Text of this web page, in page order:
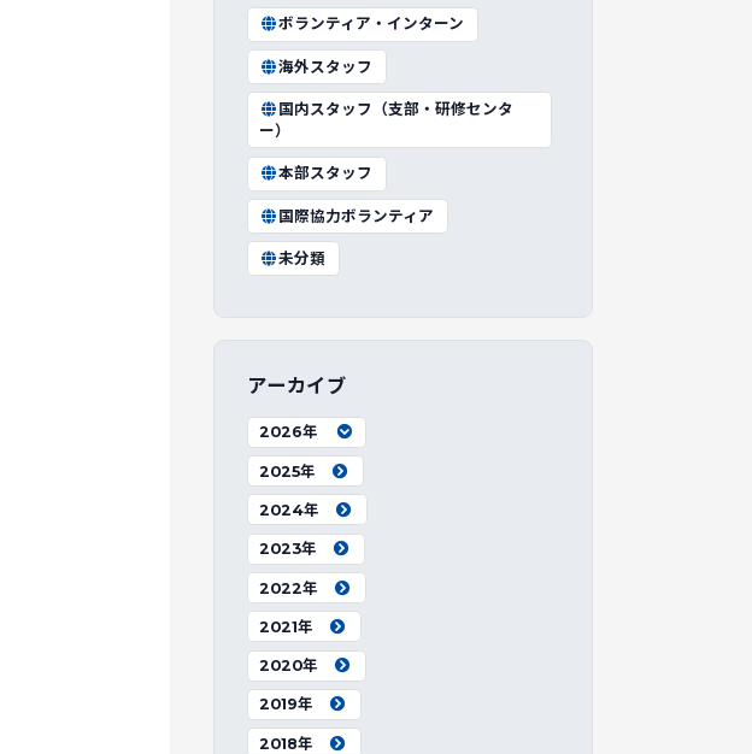
ボランティア・インターン
海外スタッフ
国内スタッフ（支部・研修センタ
ー）
本部スタッフ
国際協力ボランティア
未分類
アーカイブ
2026年
2025年
2024年
2023年
2022年
2021年
2020年
2019年
2018年